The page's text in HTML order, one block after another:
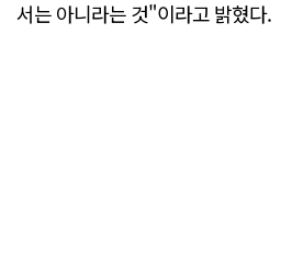
서는 아니라는 것"이라고 밝혔다.